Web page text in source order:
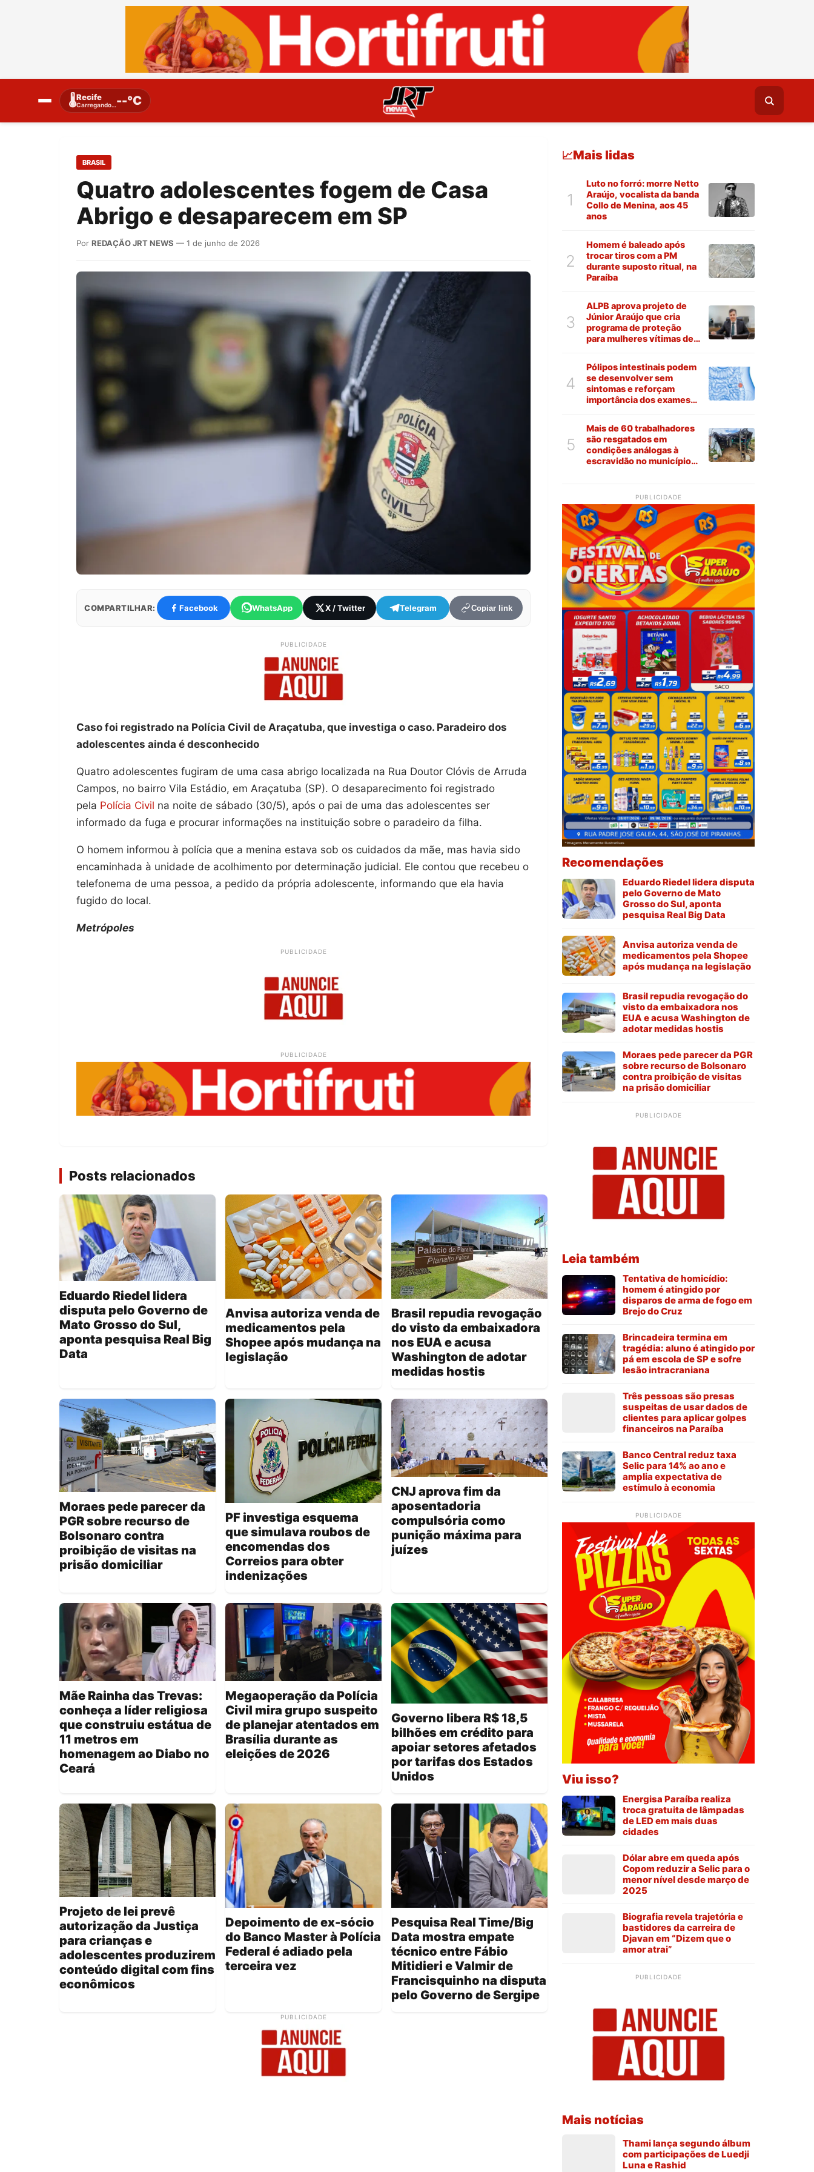
🌡️Recife
Carregando…--°C
BRASIL
Quatro adolescentes fogem de Casa
Abrigo e desaparecem em SP
Por REDAÇÃO JRT NEWS — 1 de junho de 2026
COMPARTILHAR: Facebook WhatsApp X / Twitter Telegram Copiar link
PUBLICIDADE
Caso foi registrado na Polícia Civil de Araçatuba, que investiga o caso. Paradeiro dos
adolescentes ainda é desconhecido
Quatro adolescentes fugiram de uma casa abrigo localizada na Rua Doutor Clóvis de Arruda
Campos, no bairro Vila Estádio, em Araçatuba (SP). O desaparecimento foi registrado
pela Polícia Civil na noite de sábado (30/5), após o pai de uma das adolescentes ser
informado da fuga e procurar informações na instituição sobre o paradeiro da filha.
O homem informou à polícia que a menina estava sob os cuidados da mãe, mas havia sido
encaminhada à unidade de acolhimento por determinação judicial. Ele contou que recebeu o
telefonema de uma pessoa, a pedido da própria adolescente, informando que ela havia
fugido do local.
Metrópoles
PUBLICIDADE
PUBLICIDADE
Posts relacionados
Eduardo Riedel lidera
disputa pelo Governo de
Mato Grosso do Sul,
aponta pesquisa Real Big
Data
Anvisa autoriza venda de
medicamentos pela
Shopee após mudança na
legislação
Brasil repudia revogação
do visto da embaixadora
nos EUA e acusa
Washington de adotar
medidas hostis
Moraes pede parecer da
PGR sobre recurso de
Bolsonaro contra
proibição de visitas na
prisão domiciliar
PF investiga esquema
que simulava roubos de
encomendas dos
Correios para obter
indenizações
CNJ aprova fim da
aposentadoria
compulsória como
punição máxima para
juízes
Mãe Rainha das Trevas:
conheça a líder religiosa
que construiu estátua de
11 metros em
homenagem ao Diabo no
Ceará
Megaoperação da Polícia
Civil mira grupo suspeito
de planejar atentados em
Brasília durante as
eleições de 2026
Governo libera R$ 18,5
bilhões em crédito para
apoiar setores afetados
por tarifas dos Estados
Unidos
Projeto de lei prevê
autorização da Justiça
para crianças e
adolescentes produzirem
conteúdo digital com fins
econômicos
Depoimento de ex-sócio
do Banco Master à Polícia
Federal é adiado pela
terceira vez
Pesquisa Real Time/Big
Data mostra empate
técnico entre Fábio
Mitidieri e Valmir de
Francisquinho na disputa
pelo Governo de Sergipe
PUBLICIDADE
📈Mais lidas
1
Luto no forró: morre Netto
Araújo, vocalista da banda
Collo de Menina, aos 45
anos
2
Homem é baleado após
trocar tiros com a PM
durante suposto ritual, na
Paraíba
3
ALPB aprova projeto de
Júnior Araújo que cria
programa de proteção
para mulheres vítimas de
4
Pólipos intestinais podem
se desenvolver sem
sintomas e reforçam
importância dos exames
5
Mais de 60 trabalhadores
são resgatados em
condições análogas à
escravidão no município
PUBLICIDADE
Recomendações
Eduardo Riedel lidera disputa
pelo Governo de Mato
Grosso do Sul, aponta
pesquisa Real Big Data
Anvisa autoriza venda de
medicamentos pela Shopee
após mudança na legislação
Brasil repudia revogação do
visto da embaixadora nos
EUA e acusa Washington de
adotar medidas hostis
Moraes pede parecer da PGR
sobre recurso de Bolsonaro
contra proibição de visitas
na prisão domiciliar
PUBLICIDADE
Leia também
Tentativa de homicídio:
homem é atingido por
disparos de arma de fogo em
Brejo do Cruz
Brincadeira termina em
tragédia: aluno é atingido por
pá em escola de SP e sofre
lesão intracraniana
Três pessoas são presas
suspeitas de usar dados de
clientes para aplicar golpes
financeiros na Paraíba
Banco Central reduz taxa
Selic para 14% ao ano e
amplia expectativa de
estímulo à economia
PUBLICIDADE
Viu isso?
Energisa Paraíba realiza
troca gratuita de lâmpadas
de LED em mais duas
cidades
Dólar abre em queda após
Copom reduzir a Selic para o
menor nível desde março de
2025
Biografia revela trajetória e
bastidores da carreira de
Djavan em “Dizem que o
amor atrai”
PUBLICIDADE
Mais notícias
Thami lança segundo álbum
com participações de Luedji
Luna e Rashid